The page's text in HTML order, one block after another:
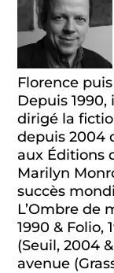
Florence
Depuis
dirigé la
depuis 2004
aux Éditions
Marilyn
succès
L’Ombre de
1990 & Folio,
(Seuil, 2004
avenue